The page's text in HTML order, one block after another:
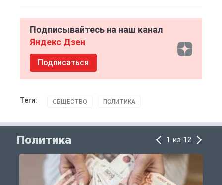
Подписывайтесь на наш канал
Яндекс Дзен
Подписаться
Теги: ОБЩЕСТВО ПОЛИТИКА
Политика 1 из 12